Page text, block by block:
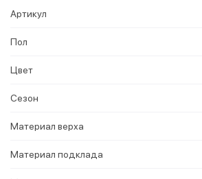
Артикул
Пол
Цвет
Сезон
Материал верха
Материал подклада